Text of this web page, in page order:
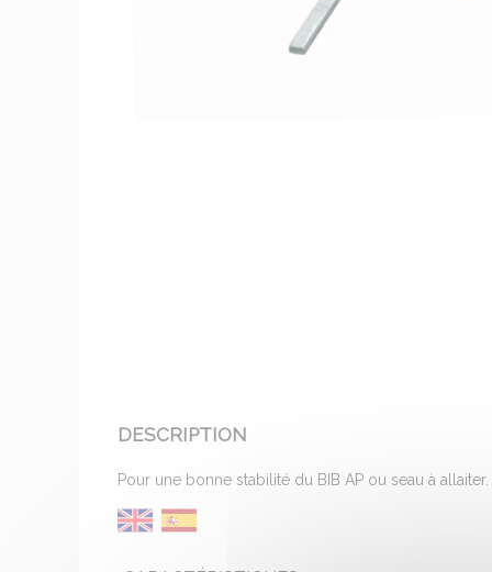
DESCRIPTION
Pour une bonne stabilité du BIB AP ou seau à